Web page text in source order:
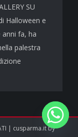
SU
Halloween e
anni fa, ha
palestra
| cusparma.it by